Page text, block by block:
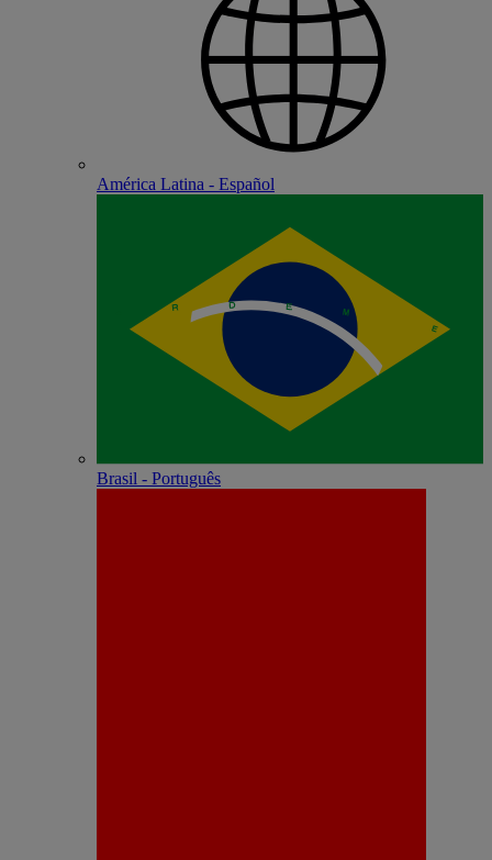
América Latina - Español
Brasil - Português